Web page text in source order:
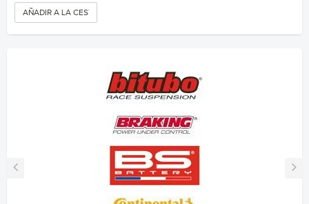
AÑADIR A LA CESTA